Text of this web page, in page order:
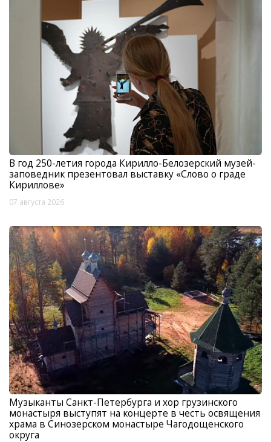
В год 250-летия города Кирилло-Белозерский музей-
заповедник презентовал выставку «Слово о граде
Кириллове»
07 августа 2026
Музыканты Санкт-Петербурга и хор грузинского
монастыря выступят на концерте в честь освящения
храма в Синозерском монастыре Чагодощенского
округа